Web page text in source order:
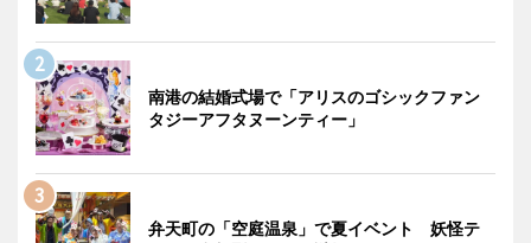
南港の結婚式場で「アリスのゴシックファン
タジーアフタヌーンティー」
弁天町の「空庭温泉」で夏イベント 妖怪テ